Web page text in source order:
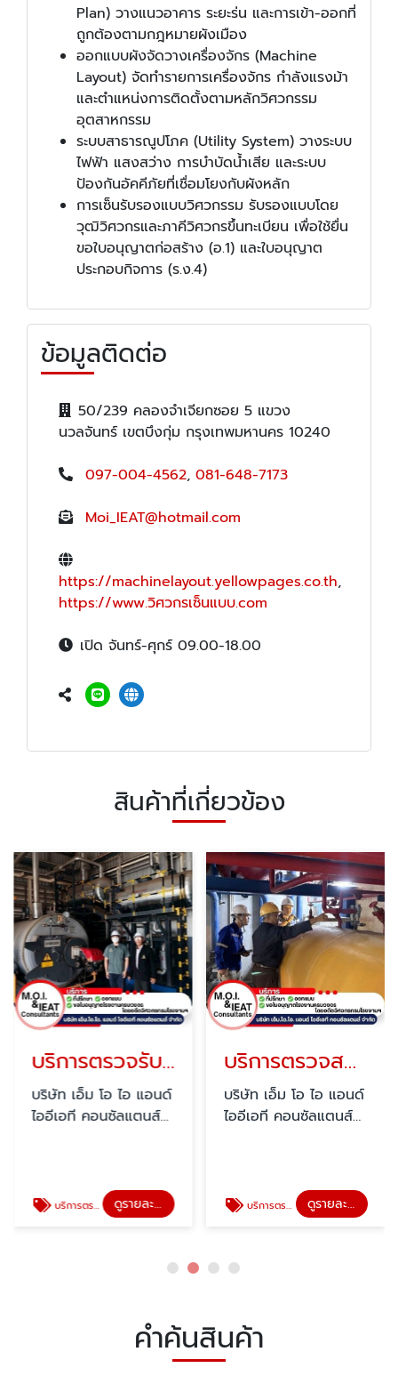
Plan) วางแนวอาคาร ระยะร่น และการเข้า-ออกที่
ถูกต้องตามกฎหมายผังเมือง
ออกแบบผังจัดวางเครื่องจักร (Machine
Layout) จัดทำรายการเครื่องจักร กำลังแรงม้า
และตำแหน่งการติดตั้งตามหลักวิศวกรรม
อุตสาหกรรม
ระบบสาธารณูปโภค (Utility System) วางระบบ
ไฟฟ้า แสงสว่าง การบำบัดน้ำเสีย และระบบ
ป้องกันอัคคีภัยที่เชื่อมโยงกับผังหลัก
การเซ็นรับรองแบบวิศวกรรม รับรองแบบโดย
วุฒิวิศวกรและภาคีวิศวกรขึ้นทะเบียน เพื่อใช้ยื่น
ขอใบอนุญาตก่อสร้าง (อ.1) และใบอนุญาต
ประกอบกิจการ (ร.ง.4)
ข้อมูลติดต่อ
50/239 คลองจำเจียกซอย 5 แขวง
นวลจันทร์ เขตบึงกุ่ม กรุงเทพมหานคร 10240
097-004-4562, 081-648-7173
Moi_IEAT@hotmail.com
https://machinelayout.yellowpages.co.th,
https://www.วิศวกรเซ็นแบบ.com
เปิด จันทร์-ศุกร์ 09.00-18.00
สินค้าที่เกี่ยวข้อง
บริการตรวจรับรองหม้อไอน้ำ (BOILER)
บริษัท เอ็ม โอ ไอ แอนด์
ไออีเอที คอนซัลแตนส์
บริการตรวจรับรองหม้อไอน้ำ (BOILER) ดูรายละเอียด
บริการตรวจสอบระบบทำความเย็น
บริษัท เอ็ม โอ ไอ แอนด์
ไออีเอที คอนซัลแตนส์
บริการตรวจสอบระบบทำความเย็น ดูรายละเอียด
คำค้นสินค้า